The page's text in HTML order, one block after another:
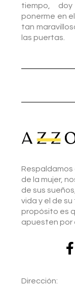
tiempo,
ponerme en
tan
las puertas.
Respaldamos
de la mujer,
de sus
vida y el de
propósito es
apuesten por
Dirección: